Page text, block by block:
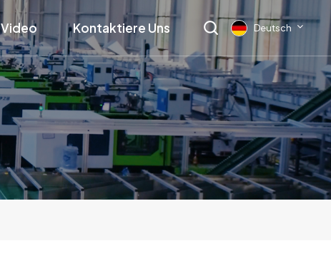
Video Kontaktiere Uns Deutsch
English
français
Deutsch
русский